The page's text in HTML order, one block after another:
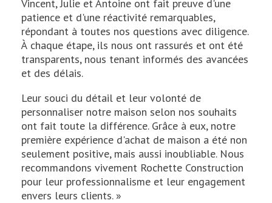
Vincent, Julie et Antoine ont fait preuve d'une
patience et d'une réactivité remarquables,
répondant à toutes nos questions avec diligence.
À chaque étape, ils nous ont rassurés et ont été
transparents, nous tenant informés des avancées
et des délais.
Leur souci du détail et leur volonté de
personnaliser notre maison selon nos souhaits
ont fait toute la différence. Grâce à eux, notre
première expérience d'achat de maison a été non
seulement positive, mais aussi inoubliable. Nous
recommandons vivement Rochette Construction
pour leur professionnalisme et leur engagement
envers leurs clients. »